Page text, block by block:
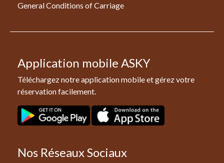
General Conditions of Carriage
Application mobile ASKY
Téléchargez notre application mobile et gérez votre
réservation facilement.
Nos Réseaux Sociaux